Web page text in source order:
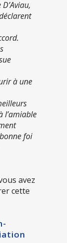
à une
l’amiable
foi
avez
cette